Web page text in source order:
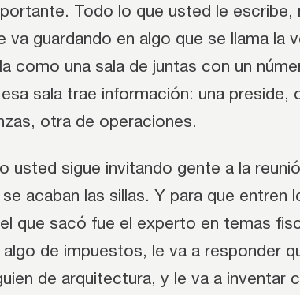
Todo lo que usted le
va guardando en algo que se llama la
como una sala de juntas con un
sala trae información: una preside,
otra de operaciones.
usted sigue invitando gente a la
acaban las sillas. Y para que entren
que sacó fue el experto en temas
de impuestos, le va a responder
de arquitectura, y le va a inventar